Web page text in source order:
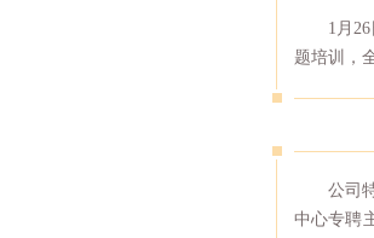
1月
题培训，
公司
中心专聘